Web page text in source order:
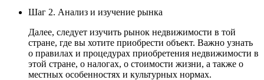
Шаг 2. Анализ и изучение рынка
Далее, следует изучить рынок недвижимости в той
стране, где вы хотите приобрести объект. Важно узнать
о правилах и процедурах приобретения недвижимости в
этой стране, о налогах, о стоимости жизни, а также о
местных особенностях и культурных нормах.